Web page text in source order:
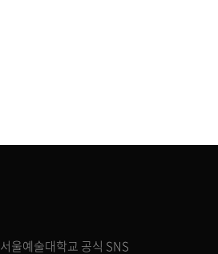
서울예술대학교 공식 SNS